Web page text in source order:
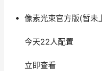
像素光束官方版(暂未
今天22人配置
立即查看